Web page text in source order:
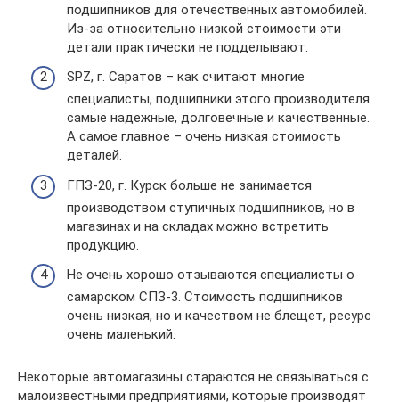
подшипников для отечественных автомобилей.
Из-за относительно низкой стоимости эти
детали практически не подделывают.
SPZ, г. Саратов – как считают многие
специалисты, подшипники этого производителя
самые надежные, долговечные и качественные.
А самое главное – очень низкая стоимость
деталей.
ГПЗ-20, г. Курск больше не занимается
производством ступичных подшипников, но в
магазинах и на складах можно встретить
продукцию.
Не очень хорошо отзываются специалисты о
самарском СПЗ-3. Стоимость подшипников
очень низкая, но и качеством не блещет, ресурс
очень маленький.
Некоторые автомагазины стараются не связываться с
малоизвестными предприятиями, которые производят